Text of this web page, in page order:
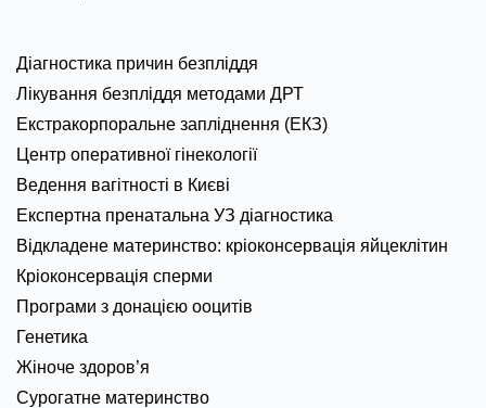
Діагностика причин безпліддя
Лікування безпліддя методами ДРТ
Екстракорпоральне запліднення (ЕКЗ)
Центр оперативної гінекології
Ведення вагітності в Києві
Експертна пренатальна УЗ діагностика
Відкладене материнство: кріоконсервація яйцеклітин
Кріоконсервація сперми
Програми з донацією ооцитів
Генетика
Жіноче здоров’я
Сурогатне материнство